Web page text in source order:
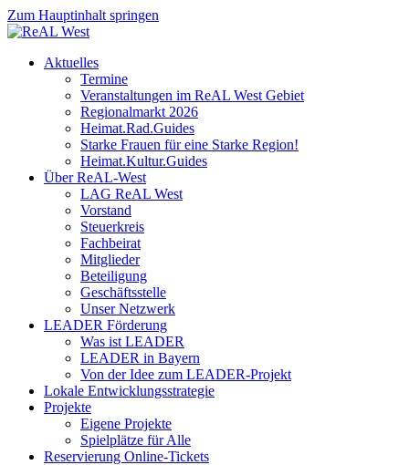
Zum Hauptinhalt springen
Aktuelles
Termine
Veranstaltungen im ReAL West Gebiet
Regionalmarkt 2026
Heimat.Rad.Guides
Starke Frauen für eine Starke Region!
Heimat.Kultur.Guides
Über ReAL-West
LAG ReAL West
Vorstand
Steuerkreis
Fachbeirat
Mitglieder
Beteiligung
Geschäftsstelle
Unser Netzwerk
LEADER Förderung
Was ist LEADER
LEADER in Bayern
Von der Idee zum LEADER-Projekt
Lokale Entwicklungsstrategie
Projekte
Eigene Projekte
Spielplätze für Alle
Reservierung Online-Tickets